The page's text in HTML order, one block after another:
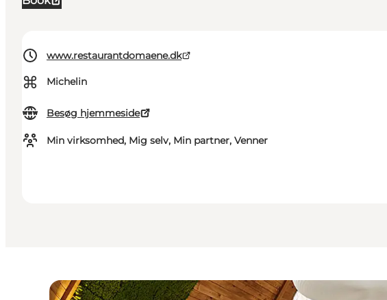
www.restaurantdomaene.dk
⌘ Michelin
Besøg hjemmeside
Min virksomhed, Mig selv, Min partner, Venner